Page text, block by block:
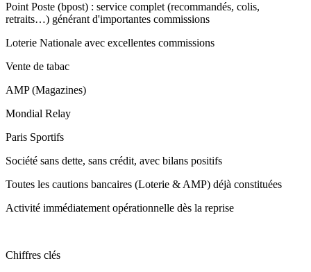
Point Poste (bpost) : service complet (recommandés, colis,
retraits…) générant d'importantes commissions
Loterie Nationale avec excellentes commissions
Vente de tabac
AMP (Magazines)
Mondial Relay
Paris Sportifs
Société sans dette, sans crédit, avec bilans positifs
Toutes les cautions bancaires (Loterie & AMP) déjà constituées
Activité immédiatement opérationnelle dès la reprise
Chiffres clés